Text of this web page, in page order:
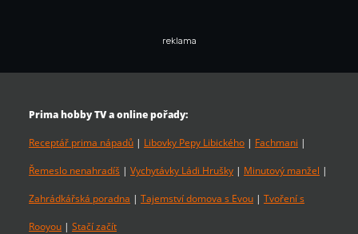
reklama
Prima hobby TV a online pořady:
Receptář prima nápadů | Libovky Pepy Libického | Fachmani |
Řemeslo nenahradíš | Vychytávky Ládi Hrušky | Minutový manžel |
Zahrádkářská poradna | Tajemství domova s Evou | Tvoření s
Rooyou | Stačí začít